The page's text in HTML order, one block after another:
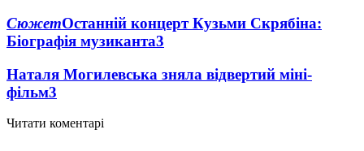
СюжетОстанній концерт Кузьми Скрябіна:
Біографія музиканта3
Наталя Могилевська зняла відвертий міні-
фільм3
Читати коментарі